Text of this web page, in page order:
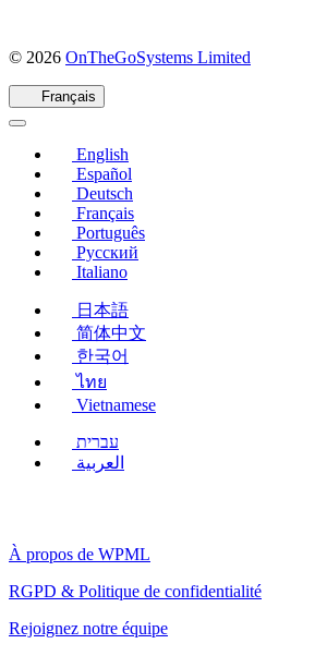
© 2026 OnTheGoSystems Limited
Français
English
Español
Deutsch
Français
Português
Русский
Italiano
日本語
简体中文
한국어
ไทย
Vietnamese
עברית
العربية
À propos de WPML
RGPD & Politique de confidentialité
Rejoignez notre équipe(s'ouvre